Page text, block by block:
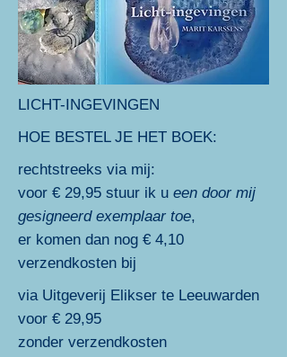
LICHT-INGEVINGEN
HOE BESTEL JE HET BOEK:
rechtstreeks via mij:
voor € 29,95 stuur ik u een door mij
gesigneerd exemplaar toe,
er komen dan nog € 4,10
verzendkosten bij
via Uitgeverij Elikser te Leeuwarden
voor € 29,95
zonder verzendkosten